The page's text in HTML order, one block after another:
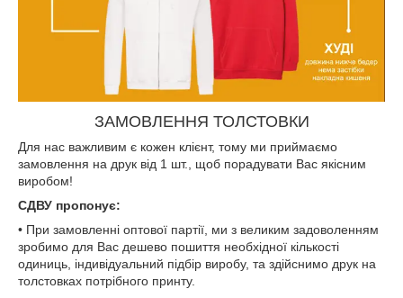
ЗАМОВЛЕННЯ ТОЛСТОВКИ
Для нас важливим є кожен клієнт, тому ми приймаємо
замовлення на друк від 1 шт., щоб порадувати Вас якісним
виробом!
СДВУ пропонує:
• При замовленні оптової партії, ми з великим задоволенням
зробимо для Вас дешево пошиття необхідної кількості
одиниць, індивідуальний підбір виробу, та здійснимо друк на
толстовках потрібного принту.